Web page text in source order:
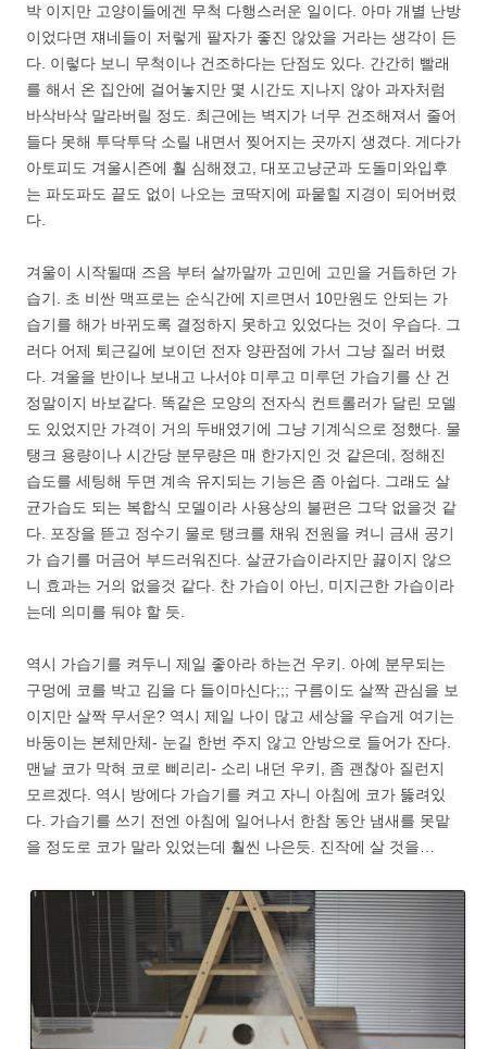
박 이지만 고양이들에겐 무척 다행스러운 일이다. 아마 개별 난방
이었다면 쟤네들이 저렇게 팔자가 좋진 않았을 거라는 생각이 든
다. 이렇다 보니 무척이나 건조하다는 단점도 있다. 간간히 빨래
를 해서 온 집안에 걸어놓지만 몇 시간도 지나지 않아 과자처럼
바삭바삭 말라버릴 정도. 최근에는 벽지가 너무 건조해져서 줄어
들다 못해 투닥투닥 소릴 내면서 찢어지는 곳까지 생겼다. 게다가
아토피도 겨울시즌에 훨 심해졌고, 대포고냥군과 도돌미와입후
는 파도파도 끝도 없이 나오는 코딱지에 파뭍힐 지경이 되어버렸
다.
겨울이 시작될때 즈음 부터 살까말까 고민에 고민을 거듭하던 가
습기. 초 비싼 맥프로는 순식간에 지르면서 10만원도 안되는 가
습기를 해가 바뀌도록 결정하지 못하고 있었다는 것이 우습다. 그
러다 어제 퇴근길에 보이던 전자 양판점에 가서 그냥 질러 버렸
다. 겨울을 반이나 보내고 나서야 미루고 미루던 가습기를 산 건
정말이지 바보같다. 똑같은 모양의 전자식 컨트롤러가 달린 모델
도 있었지만 가격이 거의 두배였기에 그냥 기계식으로 정했다. 물
탱크 용량이나 시간당 분무량은 매 한가지인 것 같은데, 정해진
습도를 세팅해 두면 계속 유지되는 기능은 좀 아쉽다. 그래도 살
균가습도 되는 복합식 모델이라 사용상의 불편은 그닥 없을것 같
다. 포장을 뜯고 정수기 물로 탱크를 채워 전원을 켜니 금새 공기
가 습기를 머금어 부드러워진다. 살균가습이라지만 끓이지 않으
니 효과는 거의 없을것 같다. 찬 가습이 아닌, 미지근한 가습이라
는데 의미를 둬야 할 듯.
역시 가습기를 켜두니 제일 좋아라 하는건 우키. 아예 분무되는
구멍에 코를 박고 김을 다 들이마신다;;; 구름이도 살짝 관심을 보
이지만 살짝 무서운? 역시 제일 나이 많고 세상을 우습게 여기는
바둥이는 본체만체- 눈길 한번 주지 않고 안방으로 들어가 잔다.
맨날 코가 막혀 코로 삐리리- 소리 내던 우키, 좀 괜찮아 질런지
모르겠다. 역시 방에다 가습기를 켜고 자니 아침에 코가 뚫려있
다. 가습기를 쓰기 전엔 아침에 일어나서 한참 동안 냄새를 못맡
을 정도로 코가 말라 있었는데 훨씬 나은듯. 진작에 살 것을…